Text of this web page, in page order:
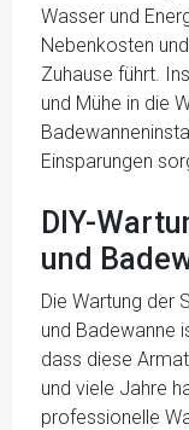
Wasser und
Nebenkosten
Zuhause führt.
und Mühe in die
Einsparungen
DIY-
und
Die Wartung der
und Badewanne
dass diese
und viele Jahre
professionelle